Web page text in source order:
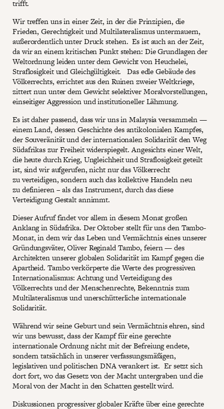
trifft.
Wir treffen uns in einer Zeit, in der die Prinzipien, die
Frieden, Gerechtigkeit und Multilateralismus untermauern,
außerordentlich unter Druck stehen. Es ist auch an der Zeit,
da wir an einem kritischen Punkt stehen: Die Grundlagen der
Weltordnung leiden unter dem Gewicht von Heuchelei,
Straflosigkeit und Gleichgültigkeit. Das edle Gebäude des
Völkerrechts, errichtet aus den Ruinen zweier Weltkriege,
zittert nun unter dem Gewicht selektiver Moralvorstellungen,
einseitiger Aggression und institutioneller Lähmung.
Es ist daher passend, dass wir uns in Malaysia versammeln —
einem Land, dessen Geschichte des antikolonialen Kampfes,
der Souveränität und der internationalen Solidarität den Weg
Südafrikas zur Freiheit widerspiegelt. Angesichts einer Welt,
die heute durch Krieg, Ungleichheit und Straflosigkeit geteilt
ist, sind wir aufgerufen, nicht nur das Völkerrecht
zu verteidigen, sondern auch das kollektive Handeln neu
zu definieren – als das Instrument, durch das diese
Verteidigung Gestalt annimmt.
Dieser Aufruf findet vor allem in diesem Monat großen
Anklang in Südafrika. Der Oktober stellt für uns den Tambo-
Monat, in dem wir das Leben und Vermächtnis eines unserer
Gründungsväter, Oliver Reginald Tambo, feiern — des
Architekten unserer globalen Solidarität im Kampf gegen die
Apartheid. Tambo verkörperte die Werte des progressiven
Internationalismus: Achtung und Verteidigung des
Völkerrechts und der Menschenrechte, Bekenntnis zum
Multilateralismus und unerschütterliche internationale
Solidarität.
Während wir seine Geburt und sein Vermächtnis ehren, sind
wir uns bewusst, dass der Kampf für eine gerechte
internationale Ordnung nicht mit der Befreiung endete,
sondern tatsächlich in unserer verfassungsmäßigen,
legislativen und politischen DNA verankert ist. Er setzt sich
dort fort, wo das Gesetz von der Macht untergraben und die
Moral von der Macht in den Schatten gestellt wird.
Diskussionen progressiver globaler Kräfte über eine gerechte